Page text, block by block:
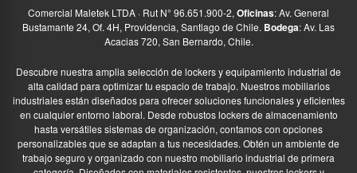
Comercial Maletek LTDA · Rut N° 96.651.900-2, Oficinas: Av. General
Bustamante 24, Of. 4H, Providencia, Santiago de Chile. Bodega: Av. Las
Acacias 720, San Bernardo, Chile.
Descubre nuestra amplia selección de lockers y equipamiento industrial de
alta calidad para optimizar tu espacio de trabajo. Nuestros mobiliarios
industriales están diseñados para ofrecer soluciones funcionales y eficientes
en cualquier entorno laboral. Desde robustos lockers de almacenamiento
hasta versátiles sistemas de organización, contamos con opciones
personalizables que se adaptan a tus necesidades. Obtén un ambiente de
trabajo seguro y organizado con nuestro mobiliario industrial de primera